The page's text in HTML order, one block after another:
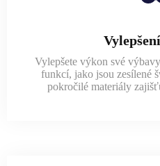
Vylepšete výkon své
funkcí, jako jsou zesílené
pokročilé materiály